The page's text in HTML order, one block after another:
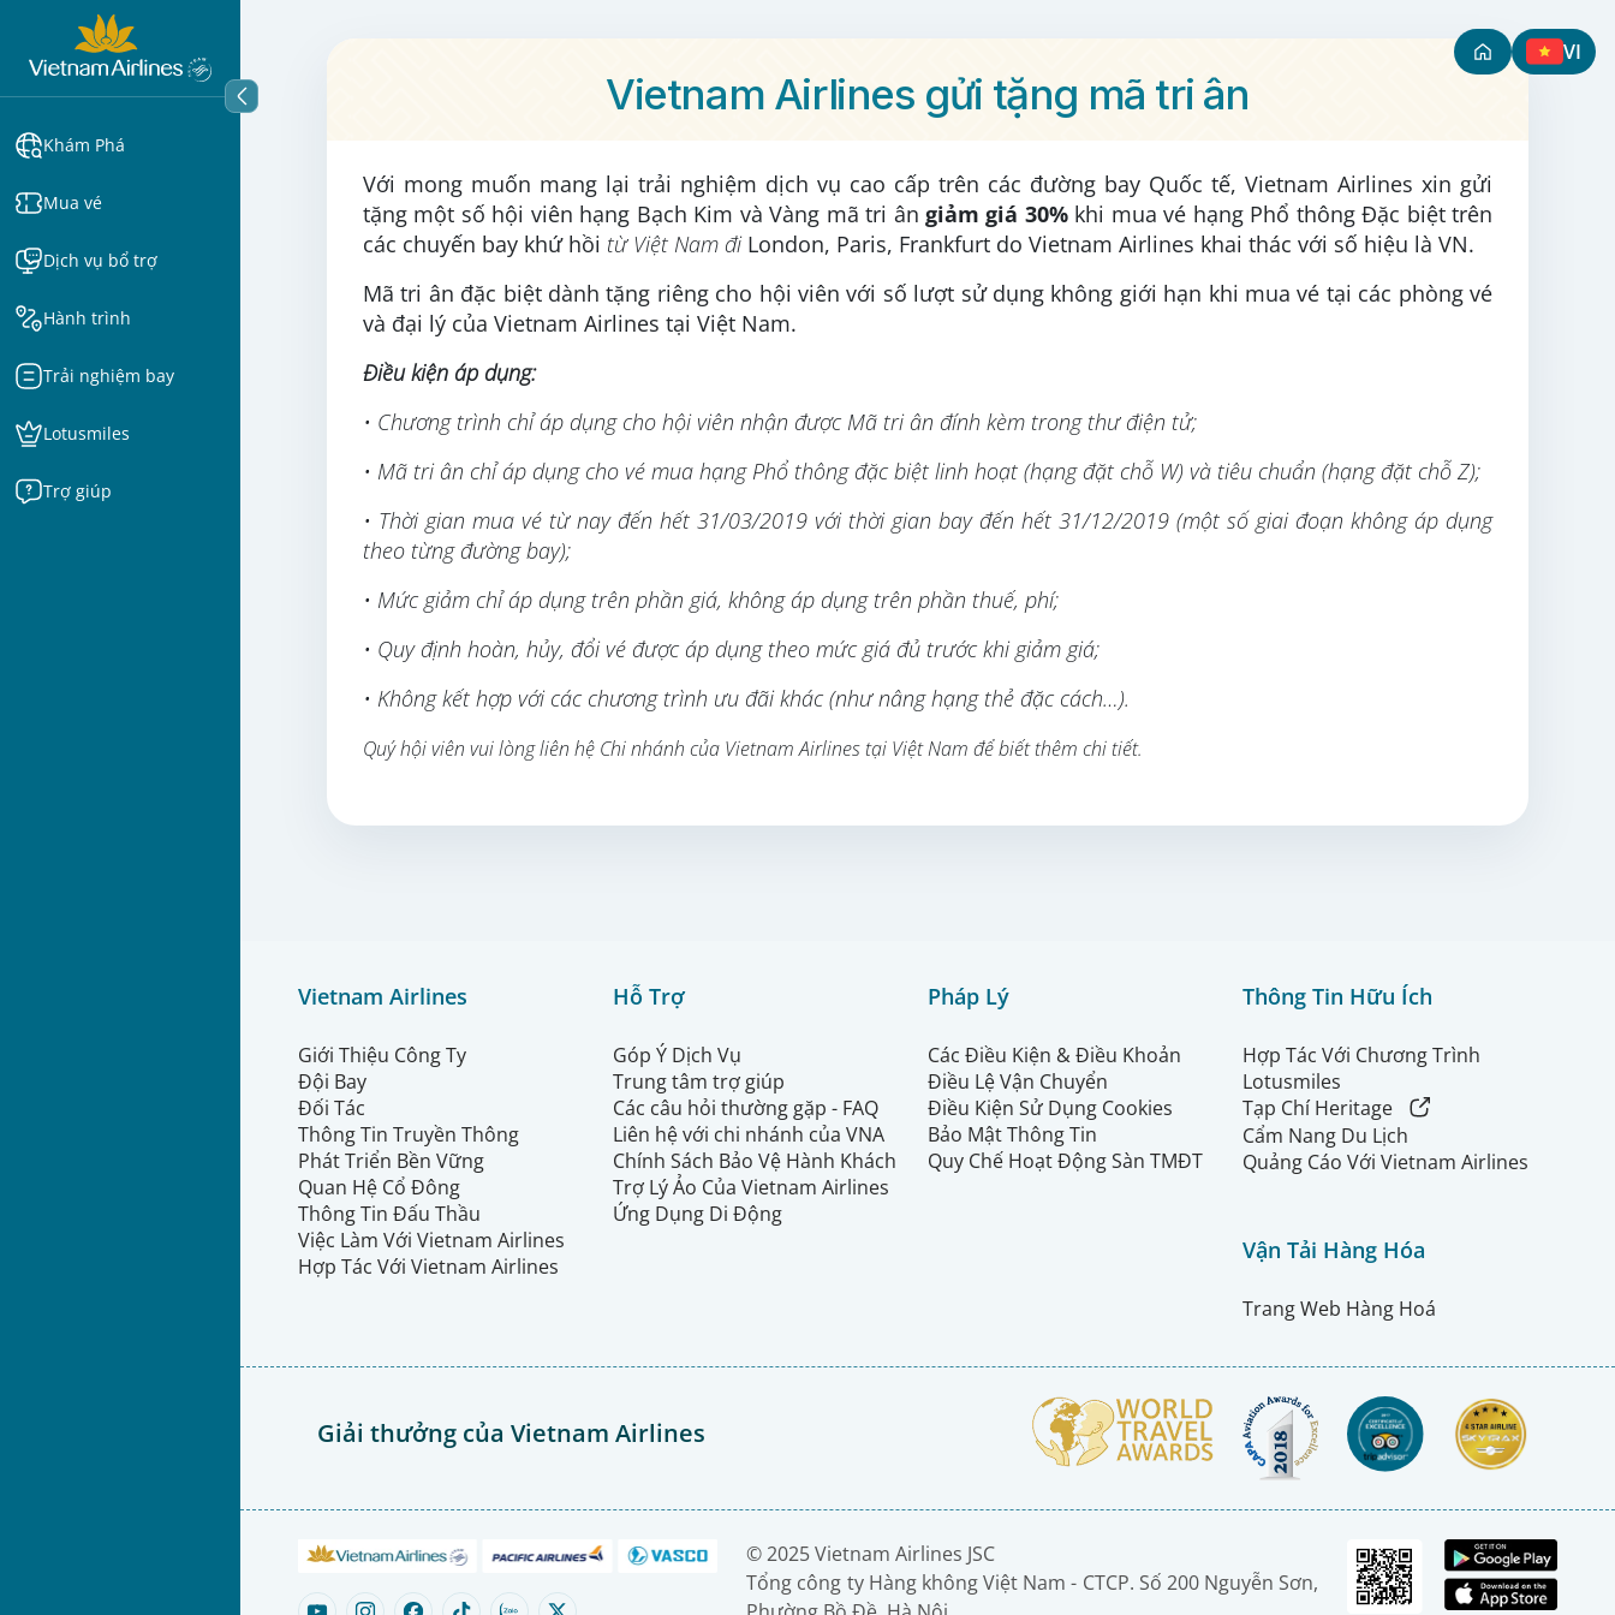
Khám Phá
Mua vé
Dịch vụ bổ trợ
Hành trình
Trải nghiệm bay
Lotusmiles
Trợ giúp
VI
Vietnam Airlines gửi tặng mã tri ân
Với mong muốn mang lại trải nghiệm dịch vụ cao cấp trên các đường bay Quốc tế, Vietnam Airlines xin gửi
tặng một số hội viên hạng Bạch Kim và Vàng mã tri ân giảm giá 30% khi mua vé hạng Phổ thông Đặc biệt trên
các chuyến bay khứ hồi từ Việt Nam đi London, Paris, Frankfurt do Vietnam Airlines khai thác với số hiệu là VN.
Mã tri ân đặc biệt dành tặng riêng cho hội viên với số lượt sử dụng không giới hạn khi mua vé tại các phòng vé
và đại lý của Vietnam Airlines tại Việt Nam.
Điều kiện áp dụng:
• Chương trình chỉ áp dụng cho hội viên nhận được Mã tri ân đính kèm trong thư điện tử;
• Mã tri ân chỉ áp dụng cho vé mua hạng Phổ thông đặc biệt linh hoạt (hạng đặt chỗ W) và tiêu chuẩn (hạng đặt chỗ Z);
• Thời gian mua vé từ nay đến hết 31/03/2019 với thời gian bay đến hết 31/12/2019 (một số giai đoạn không áp dụng
theo từng đường bay);
• Mức giảm chỉ áp dụng trên phần giá, không áp dụng trên phần thuế, phí;
• Quy định hoàn, hủy, đổi vé được áp dụng theo mức giá đủ trước khi giảm giá;
• Không kết hợp với các chương trình ưu đãi khác (như nâng hạng thẻ đặc cách…).
Quý hội viên vui lòng liên hệ Chi nhánh của Vietnam Airlines tại Việt Nam để biết thêm chi tiết.
Vietnam Airlines
Giới Thiệu Công Ty
Đội Bay
Đối Tác
Thông Tin Truyền Thông
Phát Triển Bền Vững
Quan Hệ Cổ Đông
Thông Tin Đấu Thầu
Việc Làm Với Vietnam Airlines
Hợp Tác Với Vietnam Airlines
Hỗ Trợ
Góp Ý Dịch Vụ
Trung tâm trợ giúp
Các câu hỏi thường gặp - FAQ
Liên hệ với chi nhánh của VNA
Chính Sách Bảo Vệ Hành Khách
Trợ Lý Ảo Của Vietnam Airlines
Ứng Dụng Di Động
Pháp Lý
Các Điều Kiện & Điều Khoản
Điều Lệ Vận Chuyển
Điều Kiện Sử Dụng Cookies
Bảo Mật Thông Tin
Quy Chế Hoạt Động Sàn TMĐT
Thông Tin Hữu Ích
Hợp Tác Với Chương Trình
Lotusmiles
Tạp Chí Heritage
Cẩm Nang Du Lịch
Quảng Cáo Với Vietnam Airlines
Vận Tải Hàng Hóa
Trang Web Hàng Hoá
Giải thưởng của Vietnam Airlines
© 2025 Vietnam Airlines JSC
Tổng công ty Hàng không Việt Nam - CTCP. Số 200 Nguyễn Sơn,